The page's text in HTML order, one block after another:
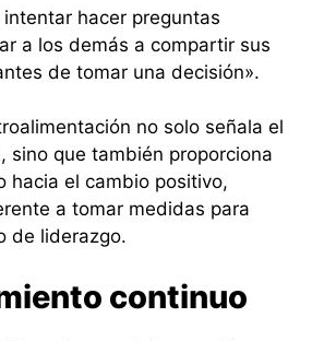
hacer preguntas
a los demás a compartir sus
de tomar una decisión».
no solo señala el
sino que también proporciona
hacia el cambio positivo,
a tomar medidas para
de liderazgo.
continuo